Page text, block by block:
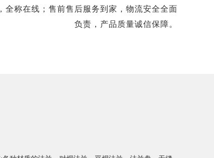
全称在线；售前售后服务到家，物流安全全面
负责，产品质量诚信保障。